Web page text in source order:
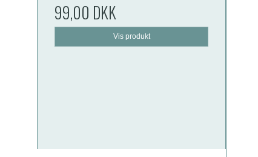
99,00 DKK
Vis produkt